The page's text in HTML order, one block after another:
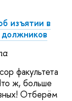
изъятии в
должников
факультета
ж, больше
Отберём